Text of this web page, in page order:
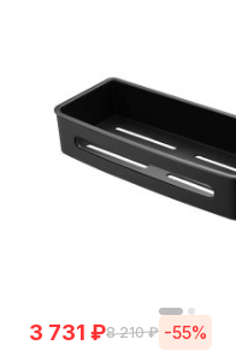
3 731 ₽8 210 ₽ -55%